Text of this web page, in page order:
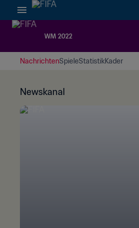
WM 2022
NachrichtenSpieleStatistikKader
Newskanal